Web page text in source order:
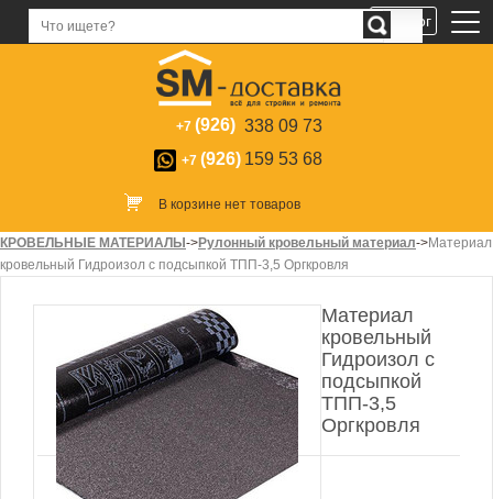
+7 (926) 338 09 73
+7 (926) 159 53 68
В корзине нет товаров
КРОВЕЛЬНЫЕ МАТЕРИАЛЫ->Рулонный кровельный материал->Материал
кровельный Гидроизол с подсыпкой ТПП-3,5 Оргкровля
Материал
кровельный
Гидроизол с
подсыпкой
ТПП-3,5
Оргкровля
Каталог